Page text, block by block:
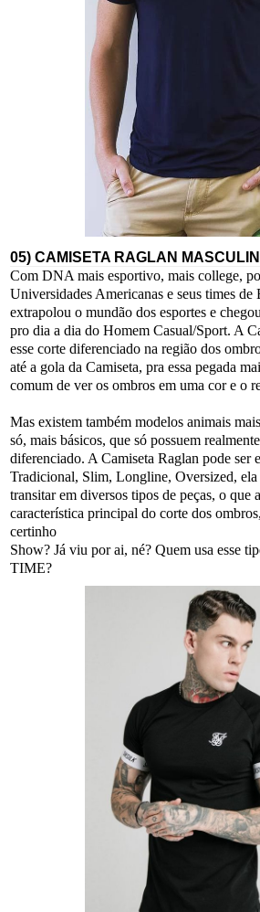
05) CAMISETA RAGLAN
Com DNA mais esportivo, mais college,
Universidades Americanas e seus times de
extrapolou o mundão dos esportes e
pro dia a dia do Homem Casual/Sport. A
esse corte diferenciado na região dos
até a gola da Camiseta, pra essa pegada
comum de ver os ombros em uma cor e o
Mas existem também modelos animais
só, mais básicos, que só possuem
diferenciado. A Camiseta Raglan pode ser
Tradicional, Slim, Longline, Oversized, ela
transitar em diversos tipos de peças, o que
característica principal do corte dos
certinho
Show? Já viu por ai, né? Quem usa esse
TIME?